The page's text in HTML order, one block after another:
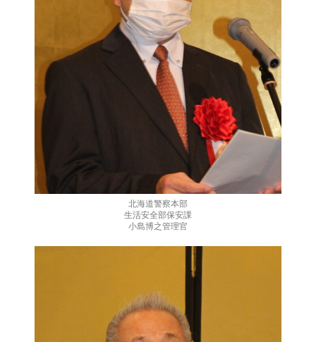
北海道警察本部
生活安全部保安課
小島博之管理官